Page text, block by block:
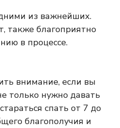
из важнейших.
также благоприятно
в процессе.
внимание, если вы
только нужно давать
спать от 7 до
благополучия и